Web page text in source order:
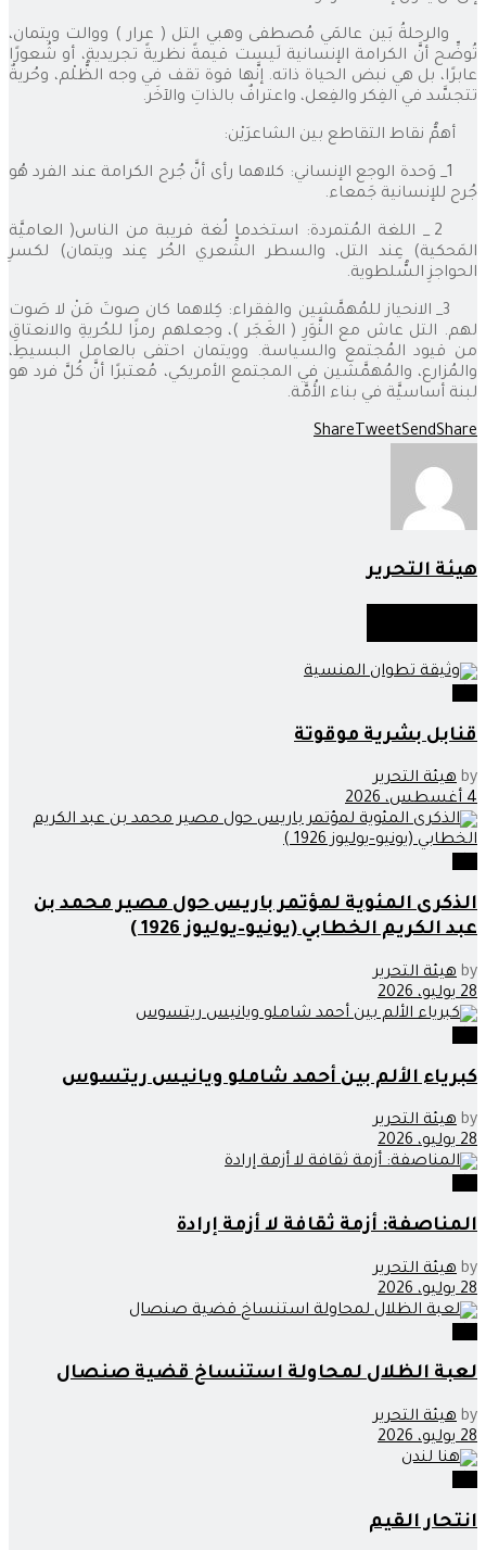
والرحلةُ بَين عالمَي مُصطفى وهبي التل ( عرار ) ووالت ويتمان،
تُوضِّح أنَّ الكرامة الإنسانية لَيست قيمةً نظريةً تجريدية، أو شُعورًا
عابرًا، بل هي نبض الحياة ذاته. إنَّها قوة تقف في وجه الظُّلْم، وحُريةٌ
تتجسَّد في الفِكر والفِعل، واعترافٌ بالذاتِ والآخَر.
أهمُّ نقاط التقاطع بين الشاعرَيْن:
1_ وَحدة الوجع الإنساني: كلاهما رأى أنَّ جُرح الكرامة عند الفرد هُو
جُرح للإنسانية جَمعاء.
2 _ اللغة المُتمردة: استخدما لُغة قريبة من الناس( العاميَّة
المَحكية) عِند التل، والسطر الشِّعري الحُر عِند ويتمان) لكسرِ
الحواجزِ السُّلطوية.
3_ الانحياز للمُهمَّشين والفقراء: كِلاهما كان صوتَ مَنْ لا صَوت
لهم. التل عاش مع النَّوَرِ ( الغَجَر )، وجعلهم رمزًا للحُريةِ والانعتاقِ
من قيود المُجتمع والسياسة. وويتمان احتفى بالعامل البسيطِ،
والمُزارع، والمُهمَّشين في المجتمع الأمريكي، مُعتبرًا أنَّ كُلَّ فرد هو
لبنة أساسيَّة في بناء الأُمَّة.
ShareTweetSendShare
هيئة التحرير
قنابل بشرية موقوتة
by هيئة التحرير
4 أغسطس، 2026
الذكرى المئوية لمؤتمر باريس حول مصير محمد بن
عبد الكريم الخطابي (يونيو–يوليوز 1926 )
by هيئة التحرير
28 يوليو، 2026
كبرياء الألم بين أحمد شاملو ويانيس ريتسوس
by هيئة التحرير
28 يوليو، 2026
المناصفة: أزمة ثقافة لا أزمة إرادة
by هيئة التحرير
28 يوليو، 2026
لعبة الظلال لمحاولة استنساخ قضية صنصال
by هيئة التحرير
28 يوليو، 2026
انتحار القيم